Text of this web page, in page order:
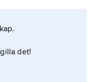
det!